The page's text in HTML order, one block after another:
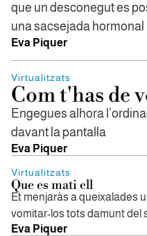
que un desconegut es
una sacsejada hormonal
Eva Piquer
Virtualitzats
Com t'has de
Engegues alhora
davant la pantalla
Eva Piquer
Virtualitzats
Que es mati ell
Et menjaràs a queixalades
vomitar-los tots damunt del
Eva Piquer